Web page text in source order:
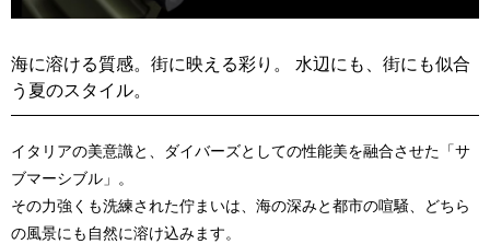
海に溶ける質感。街に映える彩り。 水辺にも、街にも似合
う夏のスタイル。
イタリアの美意識と、ダイバーズとしての性能美を融合させた「サ
ブマーシブル」。
その力強くも洗練された佇まいは、海の深みと都市の喧騒、どちら
の風景にも自然に溶け込みます。